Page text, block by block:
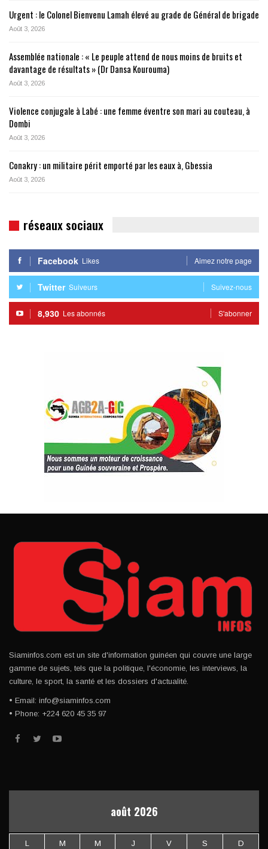
Urgent : le Colonel Bienvenu Lamah élevé au grade de Général de brigade
Août 3, 2026
Assemblée nationale : « Le peuple attend de nous moins de bruits et
davantage de résultats » (Dr Dansa Kourouma)
Août 3, 2026
Violence conjugale à Labé : une femme éventre son mari au couteau, à
Dombi
Août 3, 2026
Conakry : un militaire périt emporté par les eaux à, Gbessia
Août 3, 2026
réseaux sociaux
Facebook Likes Aimez notre page
Twitter Suiveurs Suivez-nous
8,930 Les abonnés S'abonner
Siaminfos.com est un site d'information guinéen qui couvre une large
gamme de sujets, tels que la politique, l'économie, les interviews, la
culture, le sport, la santé et les dossiers d'actualité.
• Email: info@siaminfos.com
• Phone: +224 620 45 35 97
août 2026
L M M J V S D